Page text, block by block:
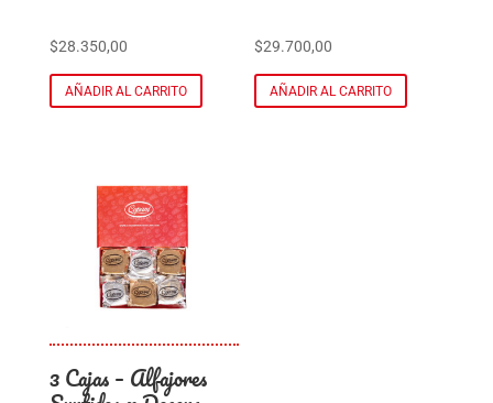
$28.350,00
AÑADIR AL CARRITO
$29.700,00
AÑADIR AL CARRITO
3 Cajas – Alfajores